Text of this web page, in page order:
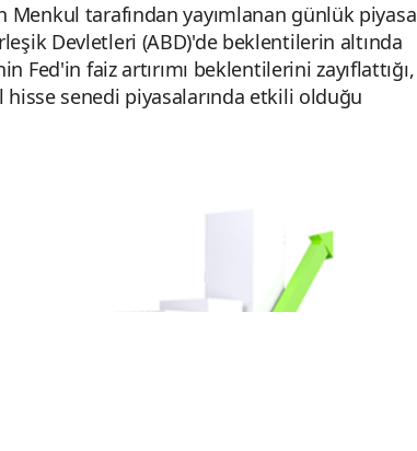
Menkul tarafından yayımlanan günlük piyasa
Devletleri (ABD)'de beklentilerin altında
Fed'in faiz artırımı beklentilerini zayıflattığı,
senedi piyasalarında etkili olduğu